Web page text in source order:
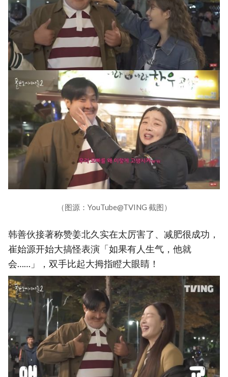
（图源：YouTube@TVING 截图）
韩善伙接著称赞姜北久实在太厉害了、减肥很成功，
崔始源开始大搞怪表演「如果有人生气，他就
会……」，双手比起大拇指瞪大眼睛！